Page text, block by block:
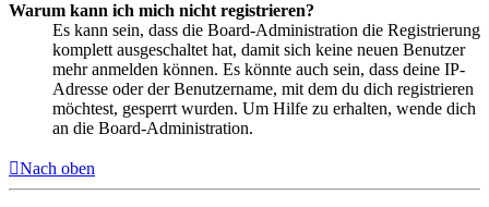
Warum kann ich mich nicht registrieren?
Es kann sein, dass die Board-Administration die Registrierung
komplett ausgeschaltet hat, damit sich keine neuen Benutzer
mehr anmelden können. Es könnte auch sein, dass deine IP-
Adresse oder der Benutzername, mit dem du dich registrieren
möchtest, gesperrt wurden. Um Hilfe zu erhalten, wende dich
an die Board-Administration.
Nach oben